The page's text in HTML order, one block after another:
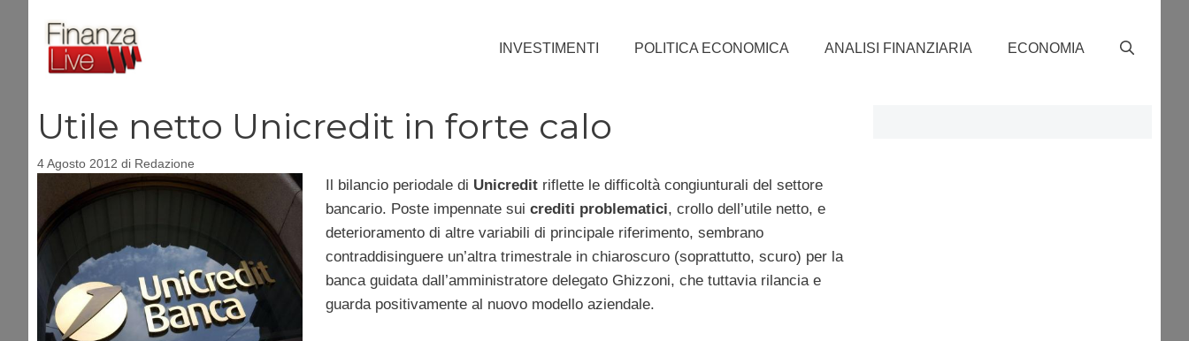
contenuto
INVESTIMENTI POLITICA ECONOMICA ANALISI FINANZIARIA ECONOMIA
Utile netto Unicredit in forte calo
4 Agosto 2012 di Redazione
Il bilancio periodale di Unicreditriflette le difficoltà congiunturali del settore
bancario. Poste impennate sui crediti problematici, crollo dell’utile netto, e
deterioramento di altre variabili di principale riferimento, sembrano
contraddisinguere un’altra trimestrale in chiaroscuro (soprattutto, scuro) per la
banca guidata dall’amministratore delegato Ghizzoni, che tuttavia rilancia e
guarda positivamente al nuovo modello aziendale.